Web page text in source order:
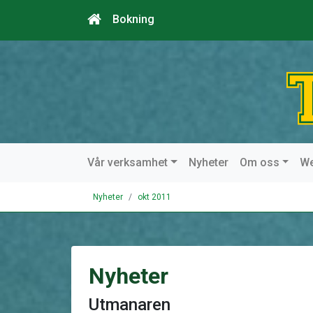
Bokning
Vår verksamhet Nyheter Om oss
Nyheter okt 2011
Nyheter
Utmanaren